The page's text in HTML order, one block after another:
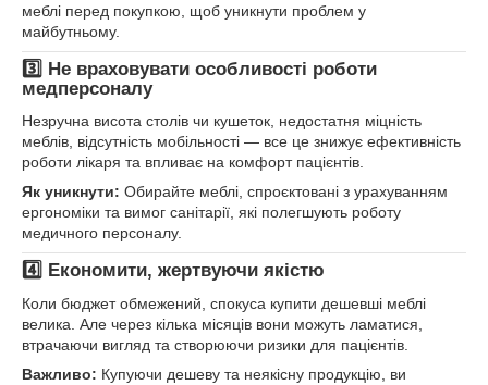
меблі перед покупкою, щоб уникнути проблем у
майбутньому.
3️⃣ Не враховувати особливості роботи
медперсоналу
Незручна висота столів чи кушеток, недостатня міцність
меблів, відсутність мобільності — все це знижує ефективність
роботи лікаря та впливає на комфорт пацієнтів.
Як уникнути: Обирайте меблі, спроєктовані з урахуванням
ергономіки та вимог санітарії, які полегшують роботу
медичного персоналу.
4️⃣ Економити, жертвуючи якістю
Коли бюджет обмежений, спокуса купити дешевші меблі
велика. Але через кілька місяців вони можуть ламатися,
втрачаючи вигляд та створюючи ризики для пацієнтів.
Важливо: Купуючи дешеву та неякісну продукцію, ви